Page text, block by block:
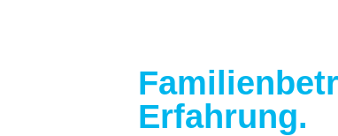
Erfahrung.